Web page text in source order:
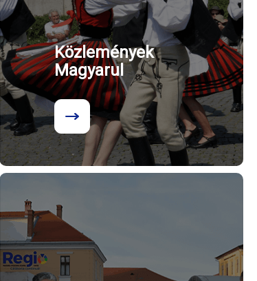
Közlemények
Magyarul